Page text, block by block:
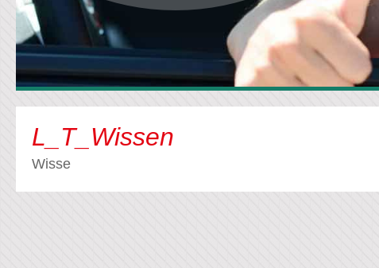
L_T_Wissen
Wisse